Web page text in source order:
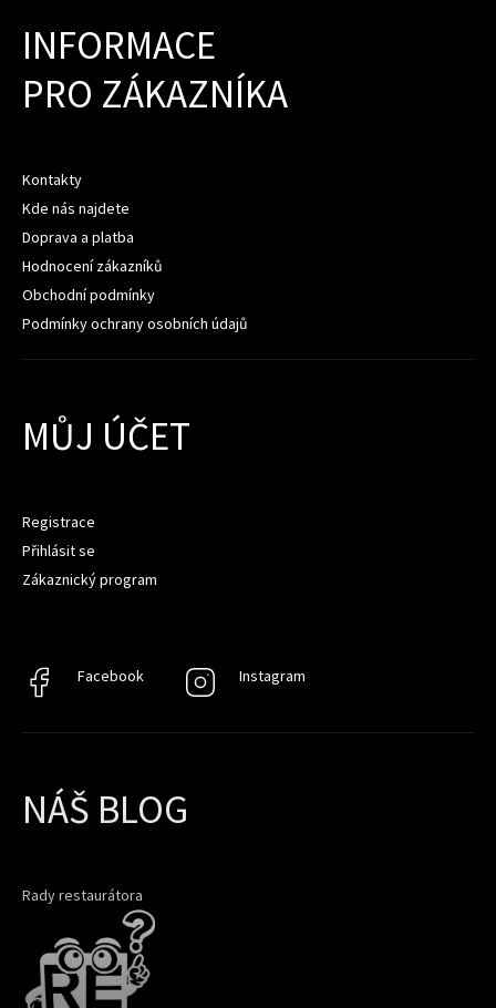
INFORMACE
PRO ZÁKAZNÍKA
Kontakty
Kde nás najdete
Doprava a platba
Hodnocení zákazníků
Obchodní podmínky
Podmínky ochrany osobních údajů
MŮJ ÚČET
Registrace
Přihlásit se
Zákaznický program
Facebook
Facebook Instagram
Instagram
NÁŠ BLOG
Rady restaurátora